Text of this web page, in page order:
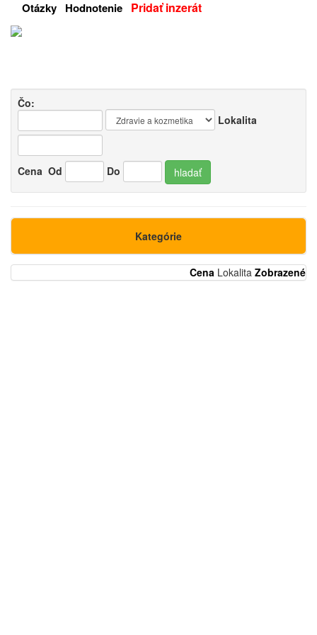
Otázky Hodnotenie Pridať inzerát
Čo:
Lokalita
Cena Od Do hladať
Kategórie
Cena Lokalita Zobrazené